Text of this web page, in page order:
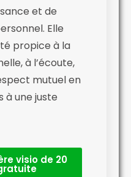
et de
Elle
propice à la
à l’écoute,
mutuel en
à une juste
visio de 20